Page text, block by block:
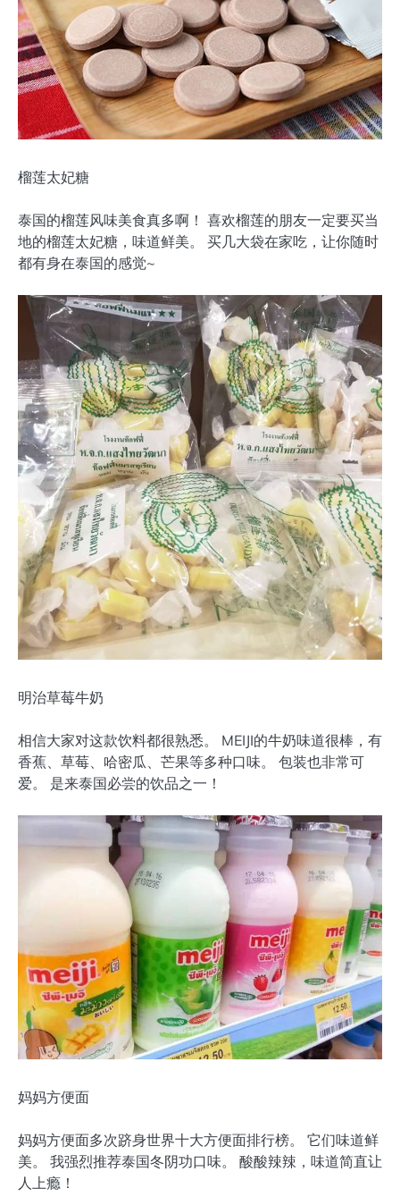
榴莲太妃糖
泰国的榴莲风味美食真多啊！ 喜欢榴莲的朋友一定要买当
地的榴莲太妃糖，味道鲜美。 买几大袋在家吃，让你随时
都有身在泰国的感觉~
明治草莓牛奶
相信大家对这款饮料都很熟悉。 MEIJI的牛奶味道很棒，有
香蕉、草莓、哈密瓜、芒果等多种口味。 包装也非常可
爱。 是来泰国必尝的饮品之一！
妈妈方便面
妈妈方便面多次跻身世界十大方便面排行榜。 它们味道鲜
美。 我强烈推荐泰国冬阴功口味。 酸酸辣辣，味道简直让
人上瘾！